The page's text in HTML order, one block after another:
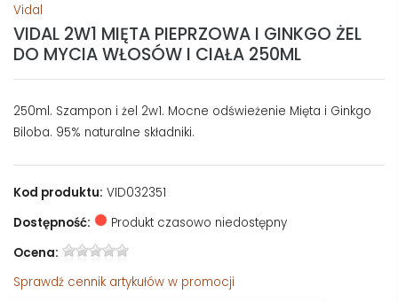
Vidal
VIDAL 2W1 MIĘTA PIEPRZOWA I GINKGO ŻEL
DO MYCIA WŁOSÓW I CIAŁA 250ML
250ml. Szampon i żel 2w1. Mocne odświeżenie Mięta i Ginkgo
Biloba. 95% naturalne składniki.
Kod produktu: VID032351
Dostępność:
Produkt czasowo niedostępny
Ocena:
Sprawdź cennik artykułów w promocji